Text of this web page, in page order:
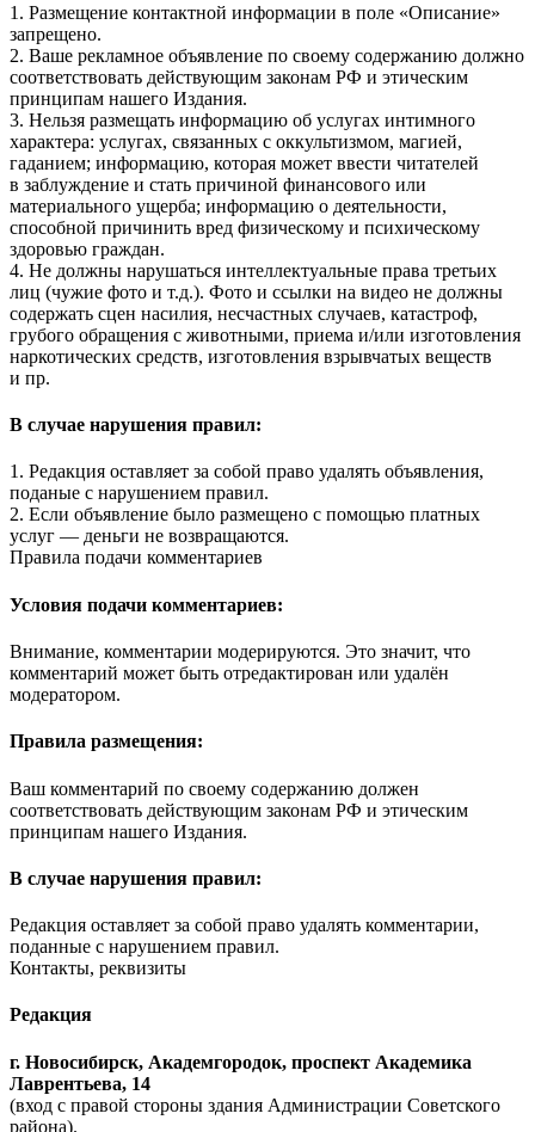
1. Размещение контактной информации в поле «Описание»
запрещено.
2. Ваше рекламное объявление по своему содержанию должно
соответствовать действующим законам РФ и этическим
принципам нашего Издания.
3. Нельзя размещать информацию об услугах интимного
характера: услугах, связанных с оккультизмом, магией,
гаданием; информацию, которая может ввести читателей
в заблуждение и стать причиной финансового или
материального ущерба; информацию о деятельности,
способной причинить вред физическому и психическому
здоровью граждан.
4. Не должны нарушаться интеллектуальные права третьих
лиц (чужие фото и т.д.). Фото и ссылки на видео не должны
содержать сцен насилия, несчастных случаев, катастроф,
грубого обращения с животными, приема и/или изготовления
наркотических средств, изготовления взрывчатых веществ
и пр.
В случае нарушения правил:
1. Редакция оставляет за собой право удалять объявления,
поданые с нарушением правил.
2. Если объявление было размещено с помощью платных
услуг — деньги не возвращаются.
Правила подачи комментариев
Условия подачи комментариев:
Внимание, комментарии модерируются. Это значит, что
комментарий может быть отредактирован или удалён
модератором.
Правила размещения:
Ваш комментарий по своему содержанию должен
соответствовать действующим законам РФ и этическим
принципам нашего Издания.
В случае нарушения правил:
Редакция оставляет за собой право удалять комментарии,
поданные с нарушением правил.
Контакты, реквизиты
Редакция
г. Новосибирск, Академгородок, проспект Академика
Лаврентьева, 14
(вход с правой стороны здания Администрации Советского
района).